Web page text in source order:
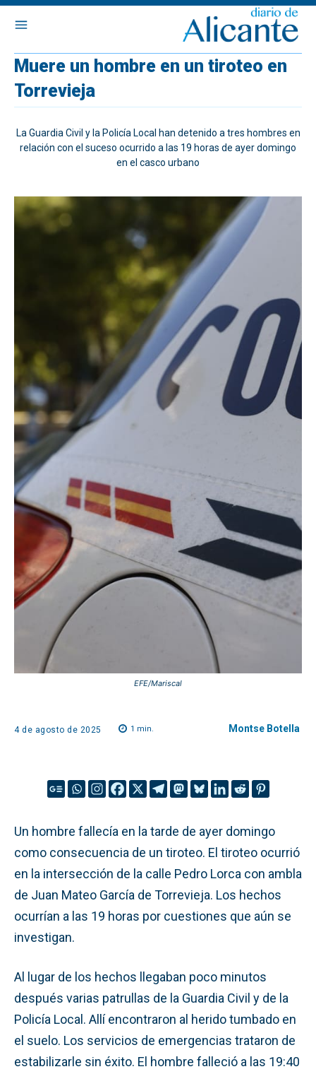
Muere un hombre en un tiroteo en
Torrevieja
La Guardia Civil y la Policía Local han detenido a tres hombres en
relación con el suceso ocurrido a las 19 horas de ayer domingo
en el casco urbano
EFE/Mariscal
4 de agosto de 2025 1 min. Montse Botella
Un hombre fallecía en la tarde de ayer domingo
como consecuencia de un tiroteo. El tiroteo ocurrió
en la intersección de la calle Pedro Lorca con ambla
de Juan Mateo García de Torrevieja. Los hechos
ocurrían a las 19 horas por cuestiones que aún se
investigan.
Al lugar de los hechos llegaban poco minutos
después varias patrullas de la Guardia Civil y de la
Policía Local. Allí encontraron al herido tumbado en
el suelo. Los servicios de emergencias trataron de
estabilizarle sin éxito. El hombre falleció a las 19:40